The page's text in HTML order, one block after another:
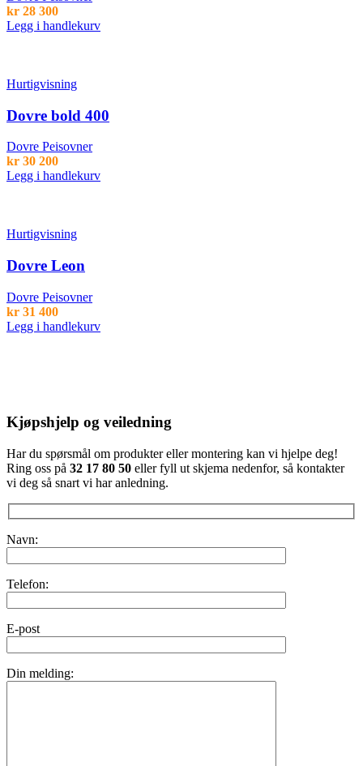
kr 28 300
Legg i handlekurv
Hurtigvisning
Dovre bold 400
Dovre Peisovner
kr 30 200
Legg i handlekurv
Hurtigvisning
Dovre Leon
Dovre Peisovner
kr 31 400
Legg i handlekurv
Kjøpshjelp og veiledning
Har du spørsmål om produkter eller montering kan vi hjelpe deg!
Ring oss på 32 17 80 50 eller fyll ut skjema nedenfor, så kontakter
vi deg så snart vi har anledning.
Navn:
Telefon:
E-post
Din melding: